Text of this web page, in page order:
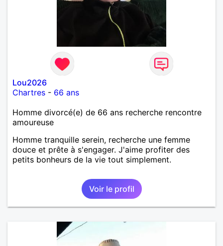
Lou2026
Chartres - 66 ans
Homme divorcé(e) de 66 ans recherche rencontre
amoureuse
Homme tranquille serein, recherche une femme
douce et prête à s'engager. J'aime profiter des
petits bonheurs de la vie tout simplement.
Voir le profil